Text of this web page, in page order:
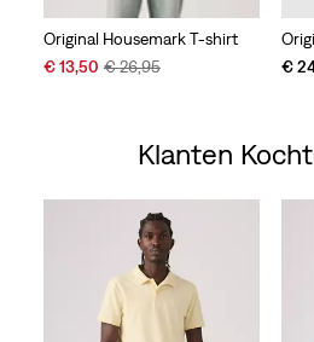
Original Housemark T-shirt
Sale
€ 13,50 Original
€ 26,95
€
Klanten